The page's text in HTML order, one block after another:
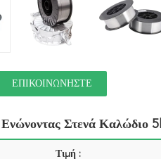
ΕΠΙΚΟΙΝΩΝΉΣΤΕ
Στενά Καλώδιο
Τιμή :